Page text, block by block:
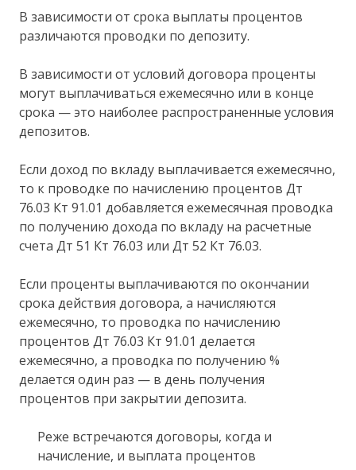
В зависимости от срока выплаты процентов
различаются проводки по депозиту.
В зависимости от условий договора проценты
могут выплачиваться ежемесячно или в конце
срока — это наиболее распространенные условия
депозитов.
Если доход по вкладу выплачивается ежемесячно,
то к проводке по начислению процентов Дт
76.03 Кт 91.01 добавляется ежемесячная проводка
по получению дохода по вкладу на расчетные
счета Дт 51 Кт 76.03 или Дт 52 Кт 76.03.
Если проценты выплачиваются по окончании
срока действия договора, а начисляются
ежемесячно, то проводка по начислению
процентов Дт 76.03 Кт 91.01 делается
ежемесячно, а проводка по получению %
делается один раз — в день получения
процентов при закрытии депозита.
Реже встречаются договоры, когда и
начисление, и выплата процентов